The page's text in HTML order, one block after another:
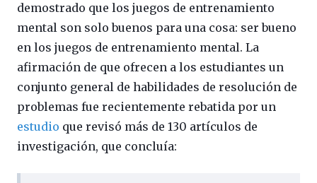
demostrado que los juegos de entrenamiento
mental son solo buenos para una cosa: ser bueno
en los juegos de entrenamiento mental. La
afirmación de que ofrecen a los estudiantes un
conjunto general de habilidades de resolución de
problemas fue recientemente rebatida por un
estudio que revisó más de 130 artículos de
investigación, que concluía: